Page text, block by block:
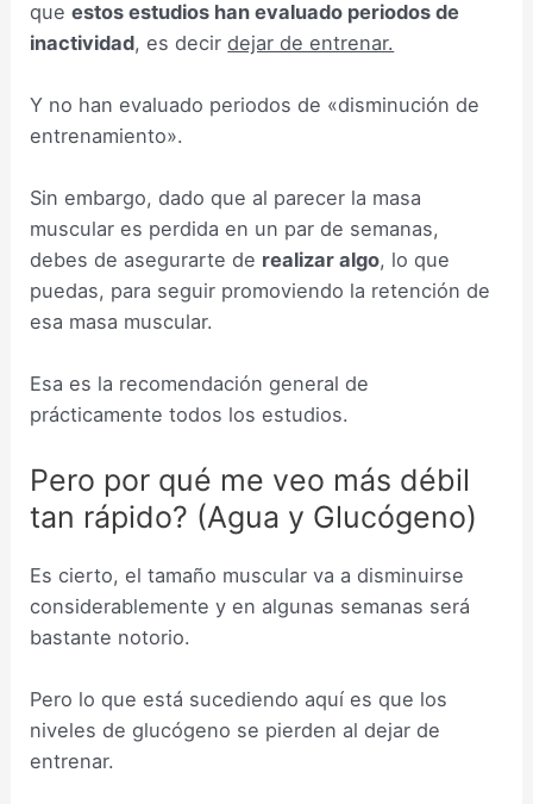
queestos estudios han evaluado periodos de
inactividad, es decirdejar de entrenar.
Y no han evaluado periodos de «disminución de
entrenamiento».
Sin embargo, dado que al parecer la masa
muscular es perdida en un par de semanas,
debes de asegurarte de realizar algo, lo que
puedas, para seguir promoviendo la retención de
esa masa muscular.
Esa es la recomendación general de
prácticamente todos los estudios.
Pero por qué me veo más débil
tan rápido? (Agua y Glucógeno)
Es cierto, el tamaño muscular va a disminuirse
considerablemente y en algunas semanas será
bastante notorio.
Pero lo que está sucediendo aquí es que los
niveles de glucógeno se pierden al dejar de
entrenar.